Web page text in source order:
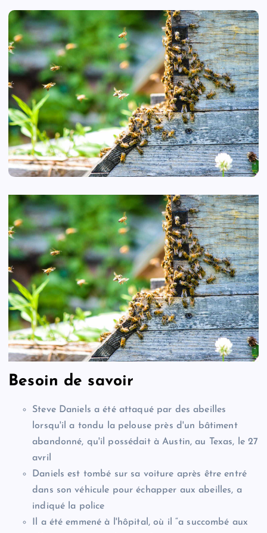
Besoin de savoir
Steve Daniels a été attaqué par des abeilles
lorsqu'il a tondu la pelouse près d'un bâtiment
abandonné, qu'il possédait à Austin, au Texas, le 27
avril
Daniels est tombé sur sa voiture après être entré
dans son véhicule pour échapper aux abeilles, a
indiqué la police
Il a été emmené à l'hôpital, où il “a succombé aux